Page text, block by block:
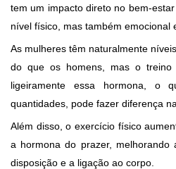
tem um impacto direto no bem-
nível físico, mas também emocional
As mulheres têm naturalmente
do que os homens, mas o
ligeiramente essa hormona, o
quantidades, pode fazer diferença
Além disso, o exercício físico
a hormona do prazer, melhorando
disposição e a ligação ao corpo.